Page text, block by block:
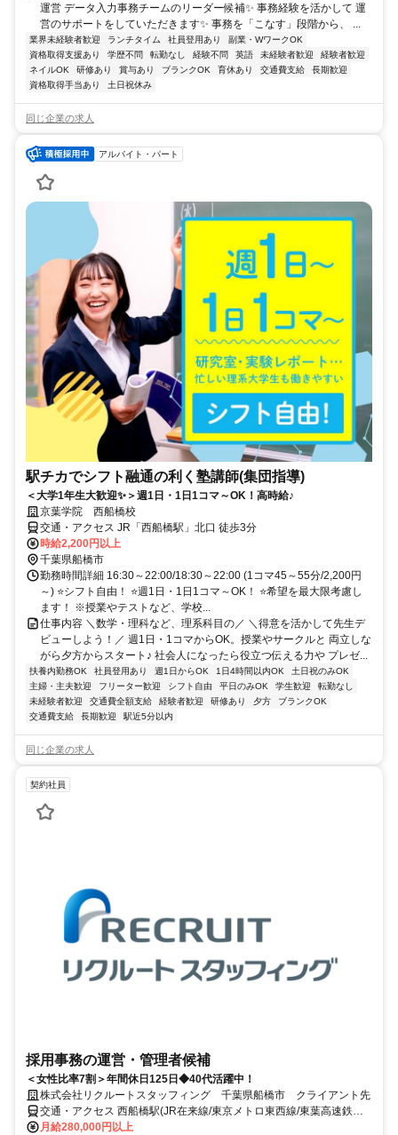
運営 データ入力事務チームのリーダー候補✨ 事務経験を活かして 運
営のサポートをしていただきます✨ 事務を「こなす」段階から、 ...
業界未経験者歓迎 ランチタイム 社員登用あり
副業・WワークOK
資格取得支援あり
学歴不問 転勤なし 経験不問 英語 未経験者歓迎
経験者歓迎
ネイルOK
研修あり 賞与あり ブランクOK 育休あり 交通費支給
長期歓迎
資格取得手当あり
土日祝休み
同じ企業の求人
アルバイト・パート
駅チカでシフト融通の利く塾講師(集団指導)
＜大学1年生大歓迎✨＞週1日・1日1コマ～OK！高時給♪
京葉学院 西船橋校
交通・アクセス JR「西船橋駅」北口 徒歩3分
時給2,200円以上
千葉県船橋市
勤務時間詳細 16:30～22:00/18:30～22:00 (1コマ45～55分/2,200円
～) ⭐シフト自由！ ⭐週1日・1日1コマ～OK！ ⭐希望を最大限考慮し
ます！ ※授業やテストなど、学校...
仕事内容 ＼数学・理科など、理系科目の／ ＼得意を活かして先生デ
ビューしよう！／ 週1日・1コマからOK。授業やサークルと 両立しな
がら夕方からスタート♪ 社会人になったら役立つ伝える力や プレゼ...
扶養内勤務OK 社員登用あり 週1日からOK 1日4時間以内OK
土日祝のみOK
主婦・主夫歓迎
フリーター歓迎 シフト自由 平日のみOK 学生歓迎
転勤なし
未経験者歓迎
交通費全額支給 経験者歓迎 研修あり 夕方
ブランクOK
交通費支給
長期歓迎 駅近5分以内
同じ企業の求人
契約社員
採用事務の運営・管理者候補
＜女性比率7割＞年間休日125日◆40代活躍中！
株式会社リクルートスタッフィング 千葉県船橋市 クライアント先
交通・アクセス 西船橋駅(JR在来線/東京メトロ東西線/東葉高速鉄
道)3分、京成西船駅(京成電鉄)9分
月給280,000円以上